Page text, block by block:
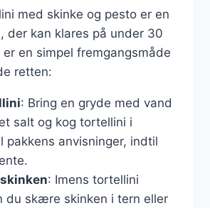
med skinke og pesto er en
der kan klares på under 30
en simpel fremgangsmåde
retten:
: Bring en gryde med vand
salt og kog tortellini i
pakkens anvisninger, indtil
: Imens tortellini
du skære skinken i tern eller